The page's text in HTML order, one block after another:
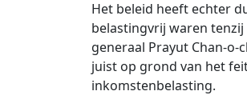
Het beleid heeft echter
belastingvrij waren
generaal Prayut Chan-
juist op grond van het
inkomstenbelasting.